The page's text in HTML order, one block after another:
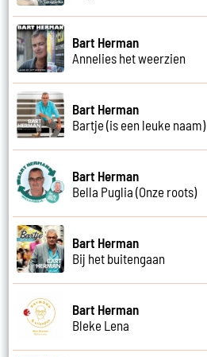
Bart Herman
Annelies het weerzien
Bart Herman
Bartje (is een leuke naam)
Bart Herman
Bella Puglia (Onze roots)
Bart Herman
Bij het buitengaan
Bart Herman
Bleke Lena